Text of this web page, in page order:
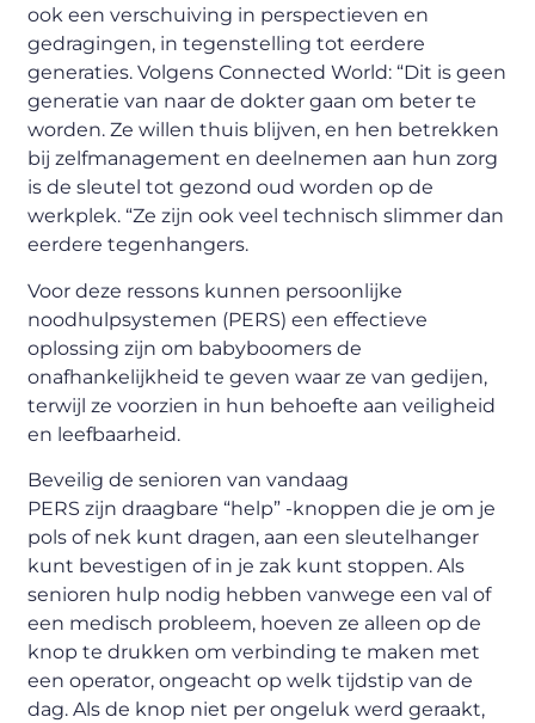
ook een verschuiving in perspectieven en
gedragingen, in tegenstelling tot eerdere
generaties. Volgens Connected World: “Dit is geen
generatie van naar de dokter gaan om beter te
worden. Ze willen thuis blijven, en hen betrekken
bij zelfmanagement en deelnemen aan hun zorg
is de sleutel tot gezond oud worden op de
werkplek. “Ze zijn ook veel technisch slimmer dan
eerdere tegenhangers.
Voor deze ressons kunnen persoonlijke
noodhulpsystemen (PERS) een effectieve
oplossing zijn om babyboomers de
onafhankelijkheid te geven waar ze van gedijen,
terwijl ze voorzien in hun behoefte aan veiligheid
en leefbaarheid.
Beveilig de senioren van vandaag
PERS zijn draagbare “help” -knoppen die je om je
pols of nek kunt dragen, aan een sleutelhanger
kunt bevestigen of in je zak kunt stoppen. Als
senioren hulp nodig hebben vanwege een val of
een medisch probleem, hoeven ze alleen op de
knop te drukken om verbinding te maken met
een operator, ongeacht op welk tijdstip van de
dag. Als de knop niet per ongeluk werd geraakt,